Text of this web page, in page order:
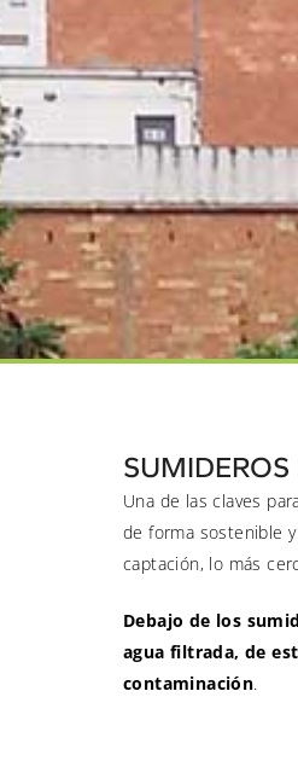
SUMIDEROS
Una de las claves
de forma sostenible
captación, lo más
Debajo de los
agua filtrada, de
contaminación.